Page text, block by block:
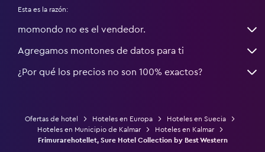
Esta es la razón:
momondo no es el vendedor.
Agregamos montones de datos para ti
¿Por qué los precios no son 100% exactos?
Ofertas de hotel Hoteles en Europa
Hoteles en Suecia
Hoteles en Municipio de Kalmar
Hoteles en Kalmar
Frimurarehotellet, Sure Hotel Collection by Best Western